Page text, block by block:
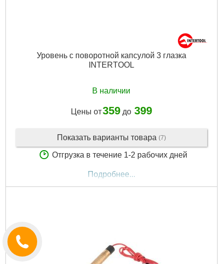
Уровень с поворотной капсулой 3 глазка
INTERTOOL
В наличии
Цены от359до 399
Показать варианты товара (7)
Отгрузка в течение 1-2 рабочих дней
Подробнее...